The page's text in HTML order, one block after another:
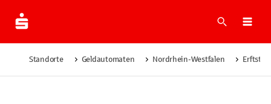
Suche
Standorte Geldautomaten Nordrhein-Westfalen